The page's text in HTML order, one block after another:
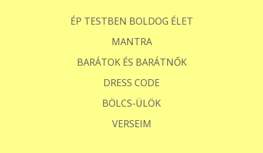
ÉP TESTBEN BOLDOG ÉLET
MANTRA
BARÁTOK ÉS BARÁTNŐK
DRESS CODE
BÖLCS-ÜLÖK
VERSEIM